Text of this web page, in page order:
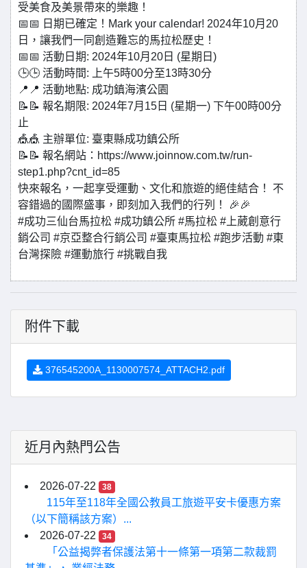
受美食及美景帶來的樂趣！
📅📅 日期已確定！Mark your calendar! 2024年10月20
日，讓我們一同創造難忘的馬拉松歷史！
📅📅 活動日期: 2024年10月20日 (星期日)
🕒🕒 活動時間: 上午5時00分至13時30分
📍📍 活動地點: 成功鎮海濱公園
📝📝 報名期限: 2024年7月15日 (星期一) 下午00時00分
止
🎪🎪 主辦單位: 臺東縣成功鎮公所
📝📝 報名網站：https://www.joinnow.com.tw/run-
step1.php?cnt_id=85
快來報名，一起享受運動、文化和旅遊的絕佳結合！ 不
容錯過的國際盛事，即刻加入我們的行列！ 🎉🎉
#成功三仙台馬拉松 #成功鎮公所 #馬拉松 #上葳創意行
銷公司 #京亞整合行銷公司 #臺東馬拉松 #跑步活動 #東
台灣探險 #運動旅行 #挑戰自我
附件下載
376545200A_1130007574_ATTACH2.pdf
近月內熱門公告
2026-07-22 38
115年至118年全國公教員工旅遊平安卡優惠方案
（以下簡稱該方案）...
2026-07-22
34
「公益揭弊者保護法第十一條第一項第二款裁罰